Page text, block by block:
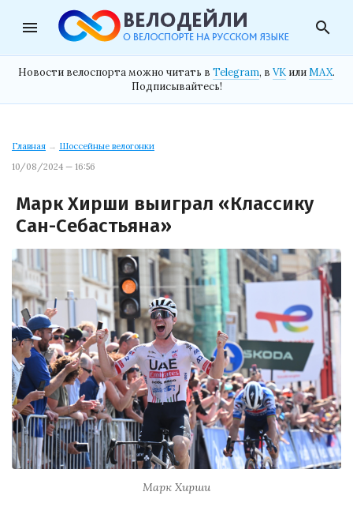
menu search
Новости велоспорта можно читать в Telegram, в VK илиMAX.
Подписывайтесь!
Главная → Шоссейные велогонки
10/08/2024 — 16:56
Марк Хирши выиграл «Классику
Сан-Себастьяна»
Марк Хирши